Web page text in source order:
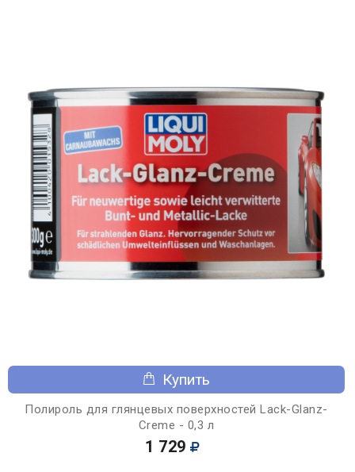
Купить
Полироль для глянцевых поверхностей Lack-Glanz-
Creme - 0,3 л
1 729